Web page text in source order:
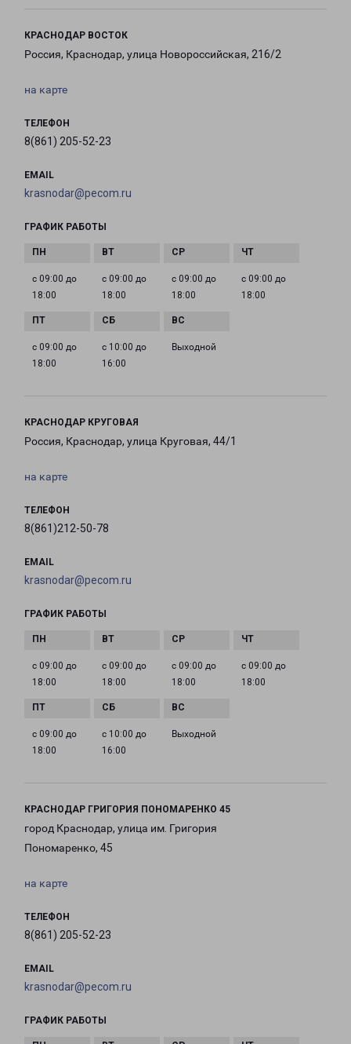
КРАСНОДАР ВОСТОК
Россия, Краснодар, улица Новороссийская, 216/2
на карте
ТЕЛЕФОН
8(861) 205-52-23
EMAIL
krasnodar@pecom.ru
ГРАФИК РАБОТЫ
с 09:00 до
18:00
с 09:00 до
18:00
с 09:00 до
18:00
с 09:00 до
18:00
с 09:00 до
18:00
с 10:00 до
16:00
Выходной
КРАСНОДАР КРУГОВАЯ
Россия, Краснодар, улица Круговая, 44/1
на карте
ТЕЛЕФОН
8(861)212-50-78
EMAIL
krasnodar@pecom.ru
ГРАФИК РАБОТЫ
с 09:00 до
18:00
с 09:00 до
18:00
с 09:00 до
18:00
с 09:00 до
18:00
с 09:00 до
18:00
с 10:00 до
16:00
Выходной
КРАСНОДАР ГРИГОРИЯ ПОНОМАРЕНКО 45
город Краснодар, улица им. Григория
Пономаренко, 45
на карте
ТЕЛЕФОН
8(861) 205-52-23
EMAIL
krasnodar@pecom.ru
ГРАФИК РАБОТЫ